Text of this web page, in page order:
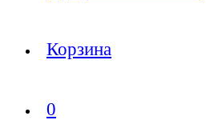
Корзина
0